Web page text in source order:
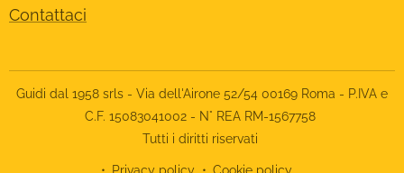
Contattaci
Guidi dal 1958 srls - Via dell'Airone 52/54 00169 Roma - P.IVA e
C.F. 15083041002 - N° REA RM-1567758
Tutti i diritti riservati